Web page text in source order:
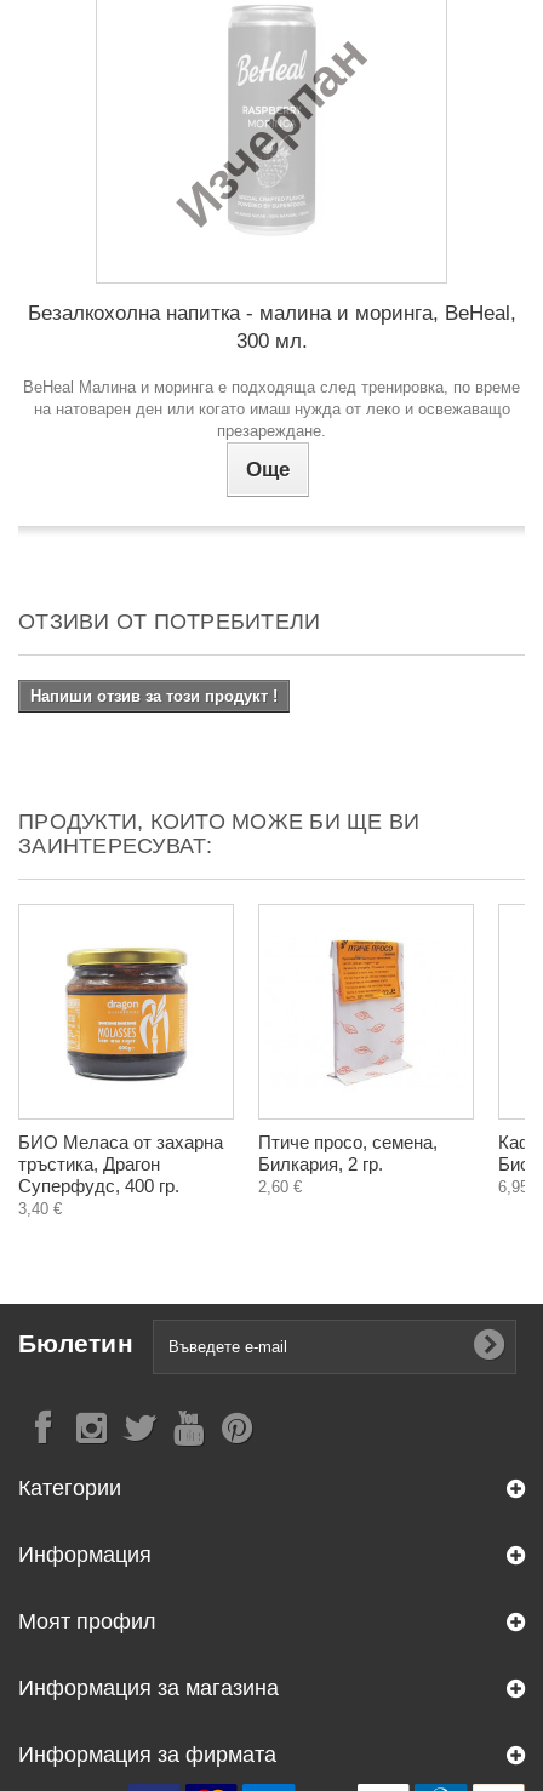
Изчерпан
Безалкохолна напитка - малина и моринга, BeHeal,
300 мл.
BeHeal Малина и моринга е подходяща след тренировка, по време
на натоварен ден или когато имаш нужда от леко и освежаващо
презареждане.
Още
ОТЗИВИ ОТ ПОТРЕБИТЕЛИ
Напиши отзив за този продукт !
ПРОДУКТИ, КОИТО МОЖЕ БИ ЩЕ ВИ
ЗАИНТЕРЕСУВАТ:
БИО Меласа от захарна
тръстика, Драгон
Суперфудс, 400 гр.
3,40 €
Птиче просо, семена,
Билкария, 2 гр.
2,60 € 6,95 €
Бюлетин
Категории
Информация
Моят профил
Информация за магазина
Информация за фирмата